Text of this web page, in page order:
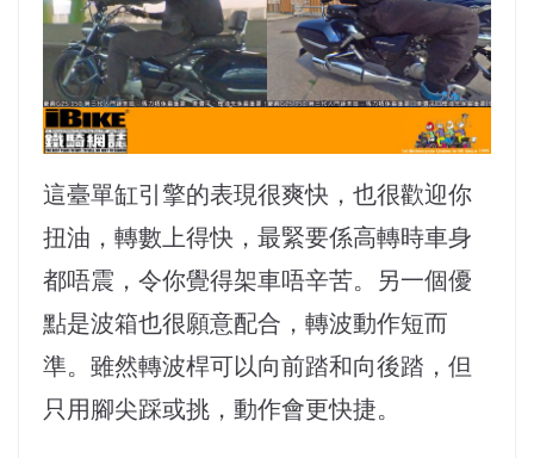
這臺單缸引擎的表現很爽快，也很歡迎你
扭油，轉數上得快，最緊要係高轉時車身
都唔震，令你覺得架車唔辛苦。另一個優
點是波箱也很願意配合，轉波動作短而
準。雖然轉波桿可以向前踏和向後踏，但
只用腳尖踩或挑，動作會更快捷。